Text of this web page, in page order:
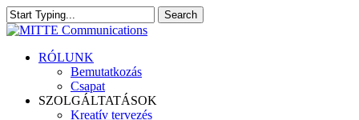
Skip
to
content
Search
Close
search
Menu
RÓLUNK
Bemutatkozás
Csapat
SZOLGÁLTATÁSOK
Kreatív tervezés